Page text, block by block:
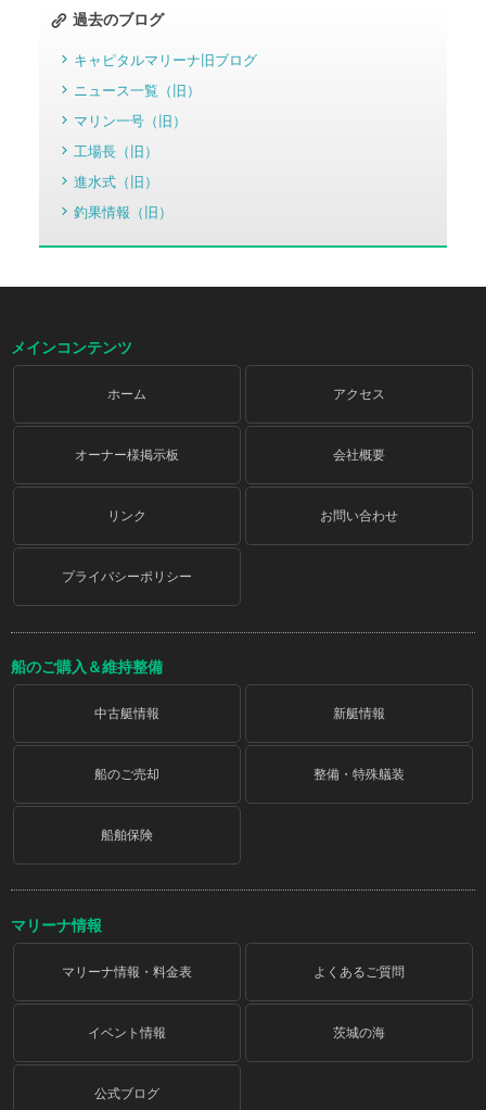
過去のブログ
キャピタルマリーナ旧ブログ
ニュース一覧（旧）
マリン一号（旧）
工場長（旧）
進水式（旧）
釣果情報（旧）
メインコンテンツ
ホーム アクセス
オーナー様掲示板 会社概要
リンク お問い合わせ
プライバシーポリシー
船のご購入＆維持整備
中古艇情報 新艇情報
船のご売却 整備・特殊艤装
船舶保険
マリーナ情報
マリーナ情報・料金表 よくあるご質問
イベント情報 茨城の海
公式ブログ